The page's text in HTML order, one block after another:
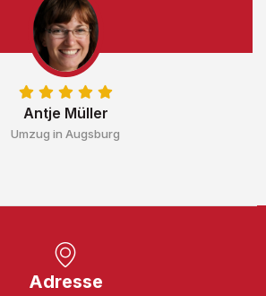
Antje Müller
Umzug in Augsburg
Adresse